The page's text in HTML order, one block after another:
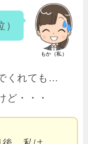
もか（私）
くれても…
ど・・・